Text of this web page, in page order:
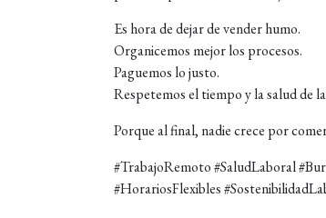
Es hora de dejar de vender humo.
Organicemos mejor los procesos.
Paguemos lo justo.
Respetemos el tiempo y la salud de
Porque al final, nadie crece por
#TrabajoRemoto #SaludLaboral
#HorariosFlexibles